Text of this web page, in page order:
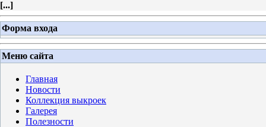
[...]
Форма входа
Меню сайта
Главная
Новости
Коллекция выкроек
Галерея
Полезности